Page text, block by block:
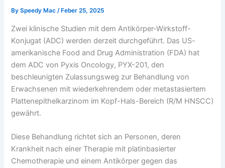
BySpeedy Mac/ Feber 25, 2025
Zwei klinische Studien mit dem Antikörper-Wirkstoff-
Konjugat (ADC) werden derzeit durchgeführt. Das US-
amerikanische Food and Drug Administration (FDA) hat
dem ADC von Pyxis Oncology, PYX-201, den
beschleunigten Zulassungsweg zur Behandlung von
Erwachsenen mit wiederkehrendem oder metastasiertem
Plattenepithelkarzinom im Kopf-Hals-Bereich (R/M HNSCC)
gewährt.
Diese Behandlung richtet sich an Personen, deren
Krankheit nach einer Therapie mit platinbasierter
Chemotherapie und einem Antikörper gegen das